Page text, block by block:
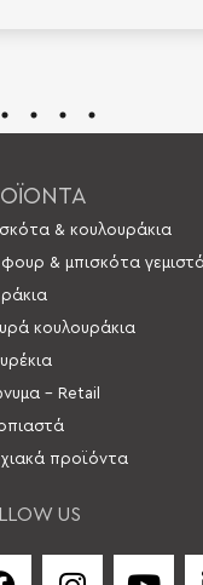
& κουλουράκια
φουρ & μπισκότα
κουλουράκια
– Retail
προϊόντα
US